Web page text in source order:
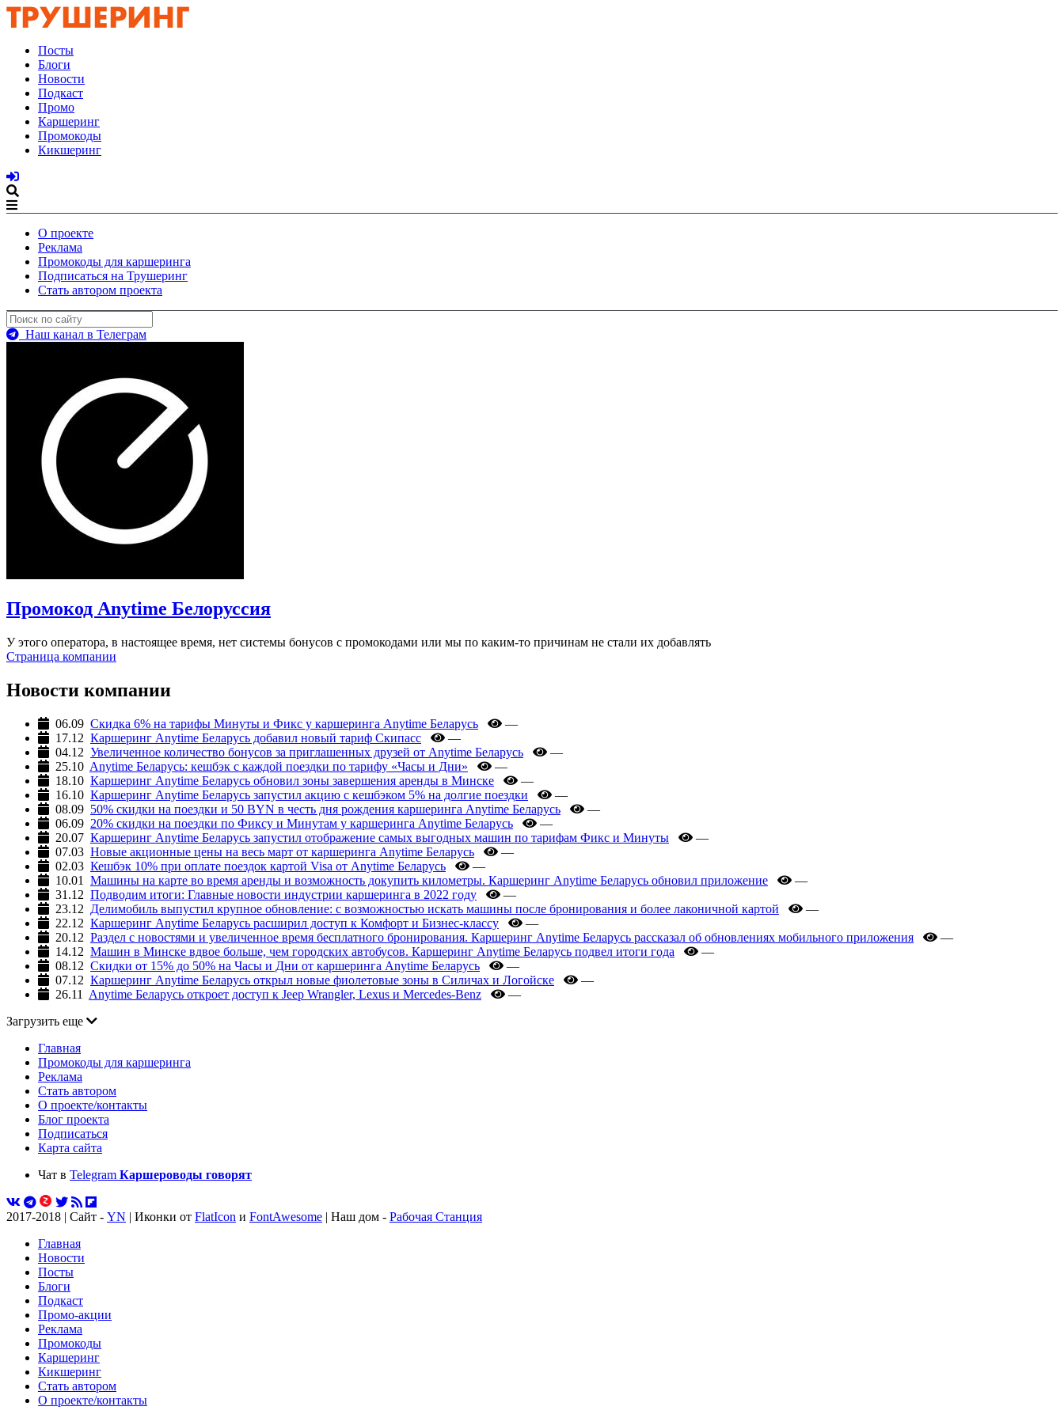
Посты
Блоги
Новости
Подкаст
Промо
Каршеринг
Промокоды
Кикшеринг
О проекте
Реклама
Промокоды для каршеринга
Подписаться на Трушеринг
Стать автором проекта
Наш канал в Телеграм
Промокод Anytime Белоруссия
У этого оператора, в настоящее время, нет системы бонусов c промокодами или мы по каким-то причинам не стали их добавлять
Страница компании
Новости компании
06.09 Скидка 6% на тарифы Минуты и Фикс у каршеринга Anytime Беларусь
—
17.12 Каршеринг Anytime Беларусь добавил новый тариф Скипасс
—
04.12 Увеличенное количество бонусов за приглашенных друзей от Anytime Беларусь
—
25.10 Anytime Беларусь: кешбэк с каждой поездки по тарифу «Часы и Дни»
—
18.10 Каршеринг Anytime Беларусь обновил зоны завершения аренды в Минске
—
16.10 Каршеринг Anytime Беларусь запустил акцию с кешбэком 5% на долгие поездки
—
08.09 50% скидки на поездки и 50 BYN в честь дня рождения каршеринга Anytime Беларусь
—
06.09 20% скидки на поездки по Фиксу и Минутам у каршеринга Anytime Беларусь
—
20.07 Каршеринг Anytime Беларусь запустил отображение самых выгодных машин по тарифам Фикс и Минуты
—
07.03 Новые акционные цены на весь март от каршеринга Anytime Беларусь
—
02.03 Кешбэк 10% при оплате поездок картой Visa от Anytime Беларусь
—
10.01
Машины на карте во время аренды и возможность докупить километры. Каршеринг Anytime Беларусь обновил приложение
—
31.12 Подводим итоги: Главные новости индустрии каршеринга в 2022 году
—
23.12 Делимобиль выпустил крупное обновление: с возможностью искать машины после бронирования и более лаконичной картой
—
22.12 Каршеринг Anytime Беларусь расширил доступ к Комфорт и Бизнес-классу
—
20.12 Раздел с новостями и увеличенное время бесплатного бронирования. Каршеринг Anytime Беларусь рассказал об обновлениях мобильного приложения
—
14.12 Машин в Минске вдвое больше, чем городских автобусов. Каршеринг Anytime Беларусь подвел итоги года
—
08.12 Скидки от 15% до 50% на Часы и Дни от каршеринга Anytime Беларусь
—
07.12 Каршеринг Anytime Беларусь открыл новые фиолетовые зоны в Силичах и Логойске
—
26.11
Anytime Беларусь откроет доступ к Jeep Wrangler, Lexus и Mercedes-Benz
—
Загрузить еще
Главная
Промокоды для каршеринга
Реклама
Стать автором
О проекте/контакты
Блог проекта
Подписаться
Карта сайта
Чат в Telegram Каршероводы говорят
2017-2018 | Сайт - YN | Иконки от FlatIcon и FontAwesome | Наш дом - Рабочая Станция
Главная
Новости
Посты
Блоги
Подкаст
Промо-акции
Реклама
Промокоды
Каршеринг
Кикшеринг
Стать автором
О проекте/контакты